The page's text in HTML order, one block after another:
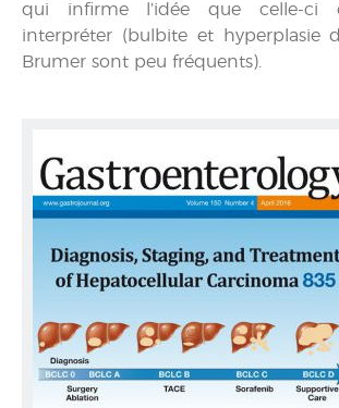
qui infirme l’idée que celle-ci
interpréter (bulbite et hyperplasie
Brumer sont peu fréquents).